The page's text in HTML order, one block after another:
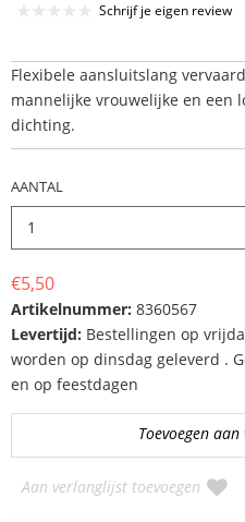
Schrijf je eigen review
Flexibele aansluitslang
mannelijke vrouwelijke en een
dichting.
AANTAL
€5,50
Artikelnummer: 8360567
Levertijd: Bestellingen op
worden op dinsdag geleverd .
en op feestdagen
Aan verlanglijst toevoegen